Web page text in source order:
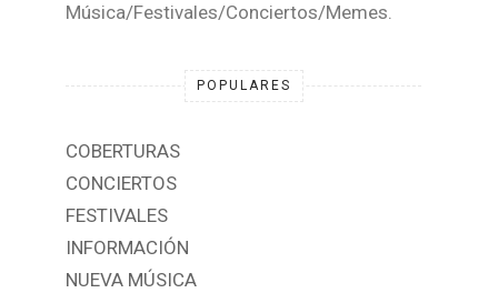
Música/Festivales/Conciertos/Memes.
POPULARES
COBERTURAS
CONCIERTOS
FESTIVALES
INFORMACIÓN
NUEVA MÚSICA